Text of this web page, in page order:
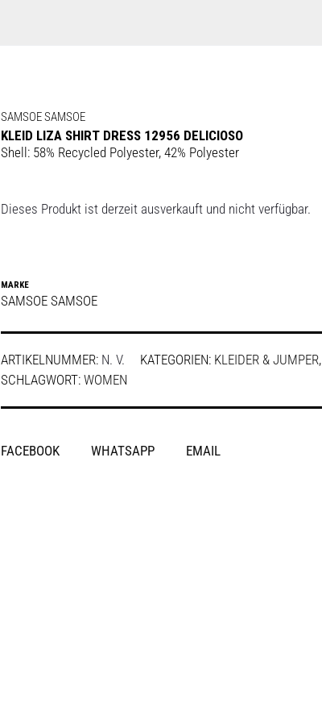
SAMSOE SAMSOE
KLEID LIZA SHIRT DRESS 12956 DELICIOSO
Shell: 58% Recycled Polyester, 42% Polyester
Dieses Produkt ist derzeit ausverkauft und nicht verfügbar.
MARKE
SAMSOE SAMSOE
ARTIKELNUMMER: N. V. KATEGORIEN: KLEIDER & JUMPER,
SCHLAGWORT: WOMEN
SHARE
FACEBOOK WHATSAPP EMAIL